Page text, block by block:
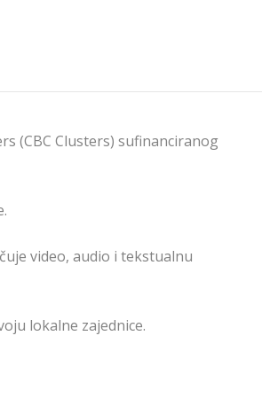
(CBC Clusters) sufinanciranog
video, audio i tekstualnu
lokalne zajednice.